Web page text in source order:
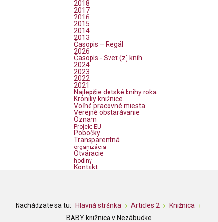
2018
2017
2016
2015
2014
2013
Časopis – Regál
2026
Časopis - Svet (z) kníh
2024
2023
2022
2021
Najlepšie detské knihy roka
Kroniky knižnice
Voľné pracovné miesta
Verejné obstarávanie
Oznam
Projekt EU
Pobočky
Transparentná
organizácia
Otváracie
hodiny
Kontakt
Nachádzate sa tu: Hlavná stránka Articles 2
Knižnica
BABY knižnica v Nezábudke